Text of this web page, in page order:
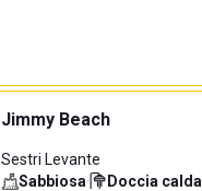
Jimmy Beach
Sestri Levante
Sabbiosa· Doccia calda